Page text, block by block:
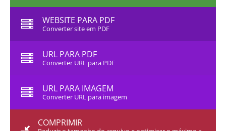
WEBSITE PARA PDF
Converter site em PDF
URL PARA PDF
Converter URL para PDF
URL PARA IMAGEM
Converter URL para imagem
COMPRIMIR